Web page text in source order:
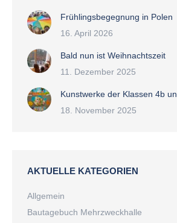
Frühlingsbegegnung in Polen
16. April 2026
Bald nun ist Weihnachtszeit
11. Dezember 2025
Kunstwerke der Klassen 4b
18. November 2025
AKTUELLE KATEGORIEN
Allgemein
Bautagebuch Mehrzweckhalle